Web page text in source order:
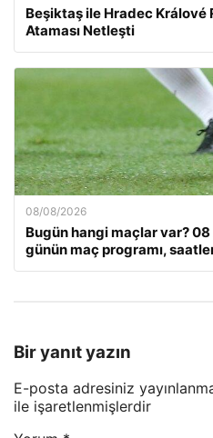
Beşiktaş ile Hradec Králové
Ataması Netleşti
08/08/2026
Bugün hangi maçlar var?
günün maç programı,
Bir yanıt yazın
E-posta adresiniz
ile işaretlenmişlerdir